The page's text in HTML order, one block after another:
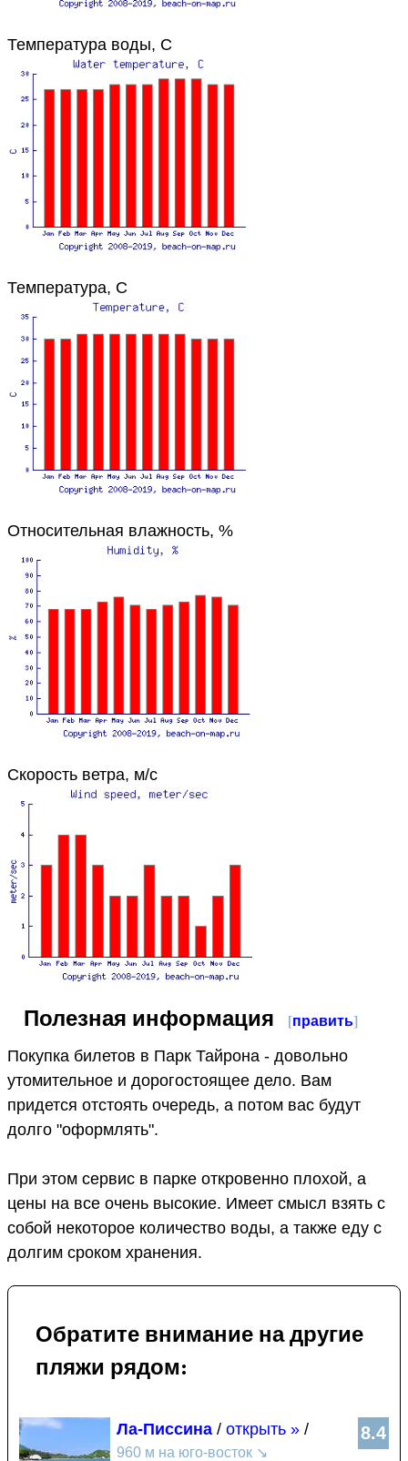
Температура воды, C
Температура, C
Относительная влажность, %
Скорость ветра, м/с
Полезная информация [править]
Покупка билетов в Парк Тайрона - довольно
утомительное и дорогостоящее дело. Вам
придется отстоять очередь, а потом вас будут
долго "оформлять".
При этом сервис в парке откровенно плохой, а
цены на все очень высокие. Имеет смысл взять с
собой некоторое количество воды, а также еду с
долгим сроком хранения.
Обратите внимание на другие
пляжи рядом:
8.4
Ла-Писсина / открыть » /
960 м на юго-восток ↘